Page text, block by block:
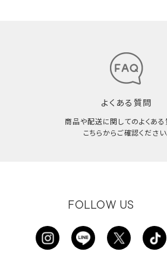
よくある質問
商品や配送に関してのよくあ
こちらからご確認ください
FOLLOW US